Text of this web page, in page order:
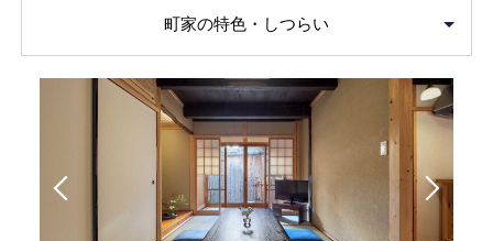
町家の特色・しつらい